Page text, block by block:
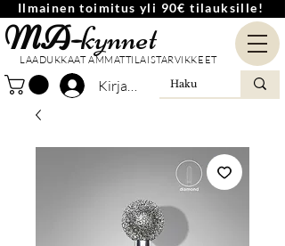
Ilmainen toimitus yli 90€ tilauksille!
MA-kynnet
LAADUKKAAT AMMATTILAISTARVIKKEET
Kirjaudu